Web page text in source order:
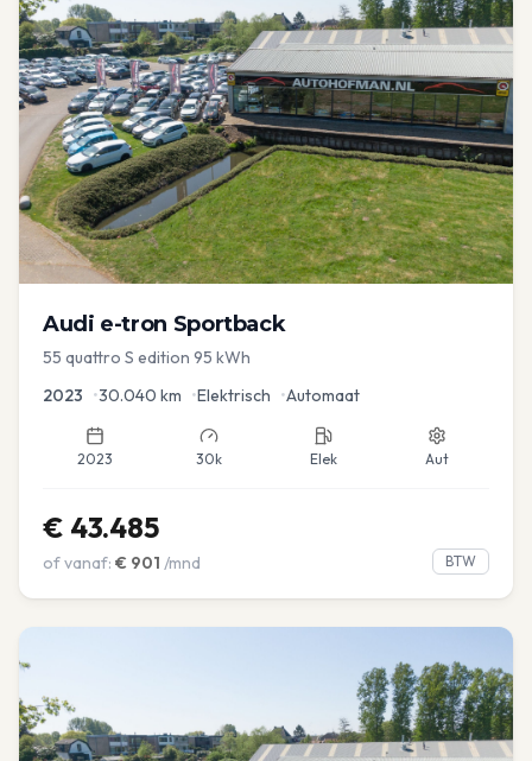
Audi e-tron Sportback
55 quattro S edition 95 kWh
2023 •30.040 km •Elektrisch •Automaat
2023 30k Elek Aut
€ 43.485
of vanaf: € 901 /mnd BTW